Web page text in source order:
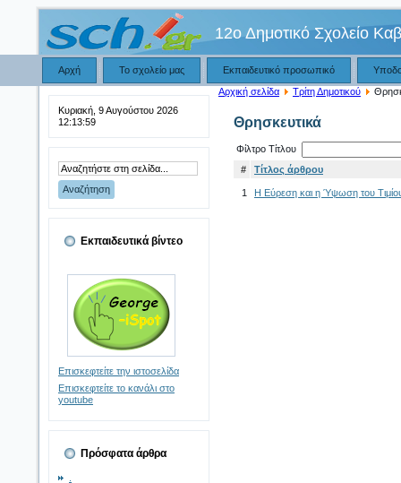
12ο Δημοτικό Σχολείο
Αρχή Το σχολείο μας Εκπαιδευτικό προσωπικό
Κυριακή, 9 Αυγούστου 2026
12:14:00
Εκπαιδευτικά βίντεο
Επισκεφτείτε την ιστοσελίδα
Επισκεφτείτε το κανάλι στο
youtube
Πρόσφατα άρθρα
Αρχική σελίδα Τρίτη Δημοτικού
Θρησκευτικά
Φίλτρο Τίτλου
#
Τίτλος άρθρου
1 Η Εύρεση και η Ύψωση του